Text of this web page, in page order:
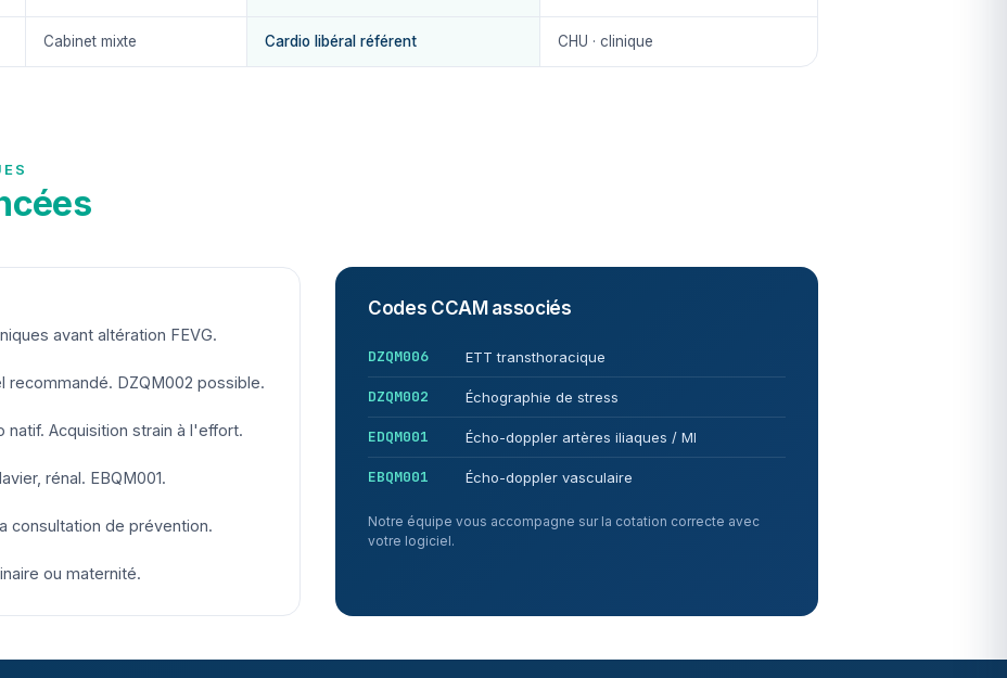
Cabinet mixte Cardio libéral référent CHU · clinique
avant altération FEVG.
recommandé. DZQM002 possible.
natif. Acquisition strain à l'effort.
rénal. EBQM001.
consultation de prévention.
ou maternité.
Codes CCAM associés
DZQM006 ETT transthoracique
DZQM002 Échographie de stress
EDQM001 Écho-doppler artères iliaques / MI
EBQM001 Écho-doppler vasculaire
Notre équipe vous accompagne sur la cotation correcte avec
votre logiciel.